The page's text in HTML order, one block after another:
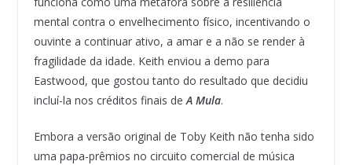
mental contra o envelhecimento físico, incentivando o
ouvinte a continuar ativo, a amar e a não se render à
fragilidade da idade. Keith enviou a demo para
Eastwood, que gostou tanto do resultado que decidiu
incluí-la nos créditos finais deA Mula.
Embora a versão original de Toby Keith não tenha sido
uma papa-prêmios no circuito comercial de música